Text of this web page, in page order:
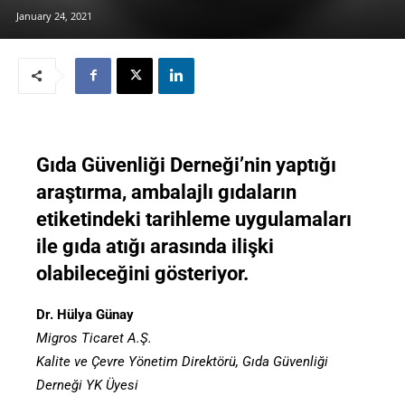
January 24, 2021
Gıda Güvenliği Derneği’nin yaptığı
araştırma, ambalajlı gıdaların
etiketindeki tarihleme uygulamaları
ile gıda atığı arasında ilişki
olabileceğini gösteriyor.
Dr. Hülya Günay
Migros Ticaret A.Ş.
Kalite ve Çevre Yönetim Direktörü, Gıda Güvenliği
Derneği YK Üyesi